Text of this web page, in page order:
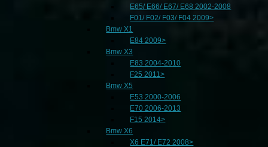
E65/ E66/ E67/ E68 2002-2008
F01/ F02/ F03/ F04 2009>
Bmw X1
E84 2009>
Bmw X3
E83 2004-2010
F25 2011>
Bmw X5
E53 2000-2006
E70 2006-2013
F15 2014>
Bmw X6
X6 E71/ E72 2008>